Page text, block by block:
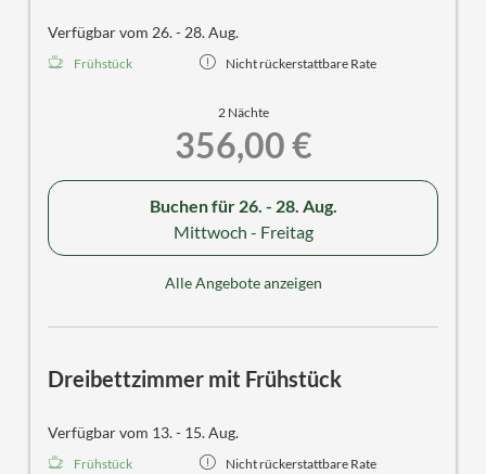
Verfügbar vom 26. - 28. Aug.
Frühstück Nicht rückerstattbare Rate
2 Nächte
356,00 €
Buchen für 26. - 28. Aug.
Mittwoch - Freitag
Alle Angebote anzeigen
Dreibettzimmer mit Frühstück
Verfügbar vom 13. - 15. Aug.
Frühstück Nicht rückerstattbare Rate